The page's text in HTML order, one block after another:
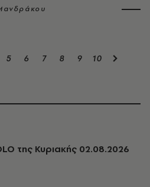
5 6 7 8 9 10
της Κυριακής 02.08.2026